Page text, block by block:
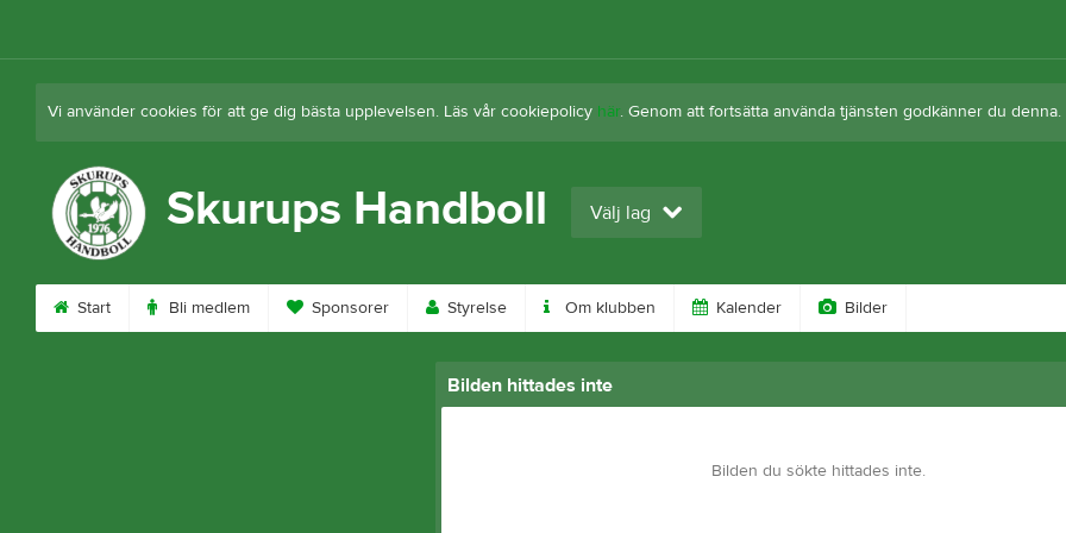
Vi använder cookies för att ge dig bästa upplevelsen. Läs vår cookiepolicy här. Genom att fortsätta använda tjänsten godkänner du denna.
Skurups Handboll Välj lag
Start Bli medlem Sponsorer Styrelse Om klubben Kalender Bilder
Bilden hittades inte
Bilden du sökte hittades inte.